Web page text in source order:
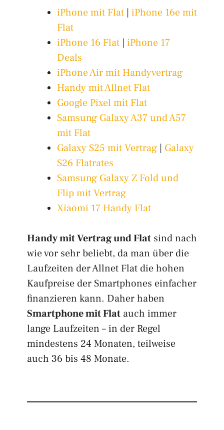
iPhone mit Flat | iPhone 16e mit
Flat
iPhone 16 Flat | iPhone 17
Deals
iPhone Air mit Handyvertrag
Handy mit Allnet Flat
Google Pixel mit Flat
Samsung Galaxy A37 und A57
mit Flat
Galaxy S25 mit Vertrag | Galaxy
S26 Flatrates
Samsung Galaxy Z Fold und
Flip mit Vertrag
Xiaomi 17 Handy Flat
Handy mit Vertrag und Flat sind nach
wie vor sehr beliebt, da man über die
Laufzeiten der Allnet Flat die hohen
Kaufpreise der Smartphones einfacher
finanzieren kann. Daher haben
Smartphone mit Flat auch immer
lange Laufzeiten – in der Regel
mindestens 24 Monaten, teilweise
auch 36 bis 48 Monate.